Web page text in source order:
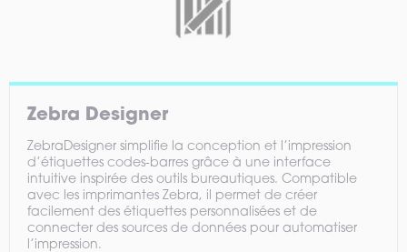
Zebra Designer
ZebraDesigner simplifie la conception et l’impression
d’étiquettes codes-barres grâce à une interface
intuitive inspirée des outils bureautiques. Compatible
avec les imprimantes Zebra, il permet de créer
facilement des étiquettes personnalisées et de
connecter des sources de données pour automatiser
l’impression.